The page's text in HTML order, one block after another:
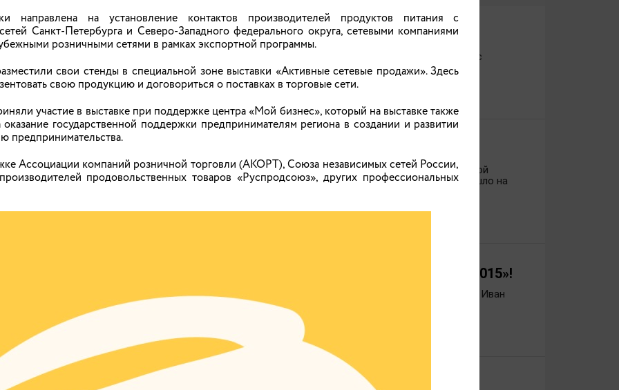
у нерадивых собственников для нашей области особенно актуальна: здесь по сравнению с
членов Агропромышленной Ассоциации
области – директор Департамента сельского хозяйства и продовольствия Ивановской
выездном собрании членов Агропромышленной Ассоциации Ивановской области, которое прошло на
на звание «Лучший государственный гражданский служащий-2015»!
территорий Департамента сельского хозяйства и продовольствия Ивановской области Иван
в номинации «Аналитик».
филиала ОАО «Сан ИнБев»
направлена на установление контактов производителей продуктов питания с
Санкт-Петербурга и Северо-Западного федерального округа, сетевыми компаниями
розничными сетями в рамках экспортной программы.
свои стенды в специальной зоне выставки «Активные сетевые продажи». Здесь
свою продукцию и договориться о поставках в торговые сети.
участие в выставке при поддержке центра «Мой бизнес», который на выставке также
государственной поддержки предпринимателям региона в создании и развитии
предпринимательства.
Ассоциации компаний розничной торговли (АКОРТ), Союза независимых сетей России,
продовольственных товаров «Руспродсоюз», других профессиональных